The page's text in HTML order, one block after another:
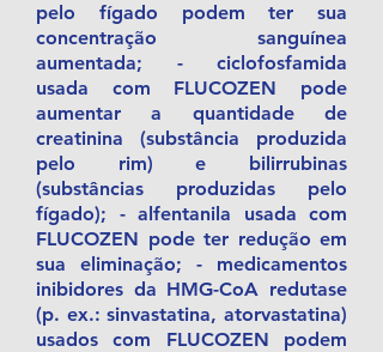
pelo fígado podem ter sua
concentração sanguínea
aumentada; - ciclofosfamida
usada com FLUCOZEN pode
aumentar a quantidade de
creatinina (substância produzida
pelo rim) e bilirrubinas
(substâncias produzidas pelo
fígado); - alfentanila usada com
FLUCOZEN pode ter redução em
sua eliminação; - medicamentos
inibidores da HMG-CoA redutase
(p. ex.: sinvastatina, atorvastatina)
usados com FLUCOZEN podem